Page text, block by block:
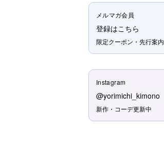
メルマガ会員
登録はこちら
限定クーポン・先行案内
Instagram
@yorimichi_kimono
新作・コーデ更新中